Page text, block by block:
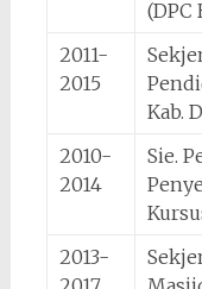
(DPC
2011-
2015
Kab.
2010-
2014
Sie.
2013-